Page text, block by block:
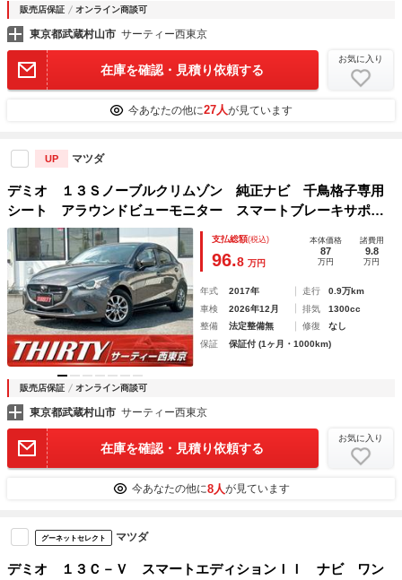
販売店保証 オンライン商談可
東京都武蔵村山市 サーティー西東京
在庫を確認・見積り依頼する
お気に入り
今あなたの他に27人が見ています
UP マツダ
デミオ １３Ｓノーブルクリムゾン 純正ナビ 千鳥格子専用
シート アラウンドビューモニター スマートブレーキサポー
ト シートヒーター レーダークルーズ 障害物センサー ド
ラレコ ブラインドスポットモニター 禁煙車 ＥＴＣ
支払総額(税込)
96.8 万円
本体価格
87
万円
諸費用
9.8
万円
年式 2017年 走行
0.9万km
車検
2026年12月 排気
1300cc
整備
法定整備無 修復
なし
保証
保証付 (1ヶ月・1000km)
販売店保証 オンライン商談可
東京都武蔵村山市 サーティー西東京
在庫を確認・見積り依頼する
お気に入り
今あなたの他に8人が見ています
グーネットセレクト マツダ
デミオ １３Ｃ－Ｖ スマートエディションＩＩ ナビ ワン